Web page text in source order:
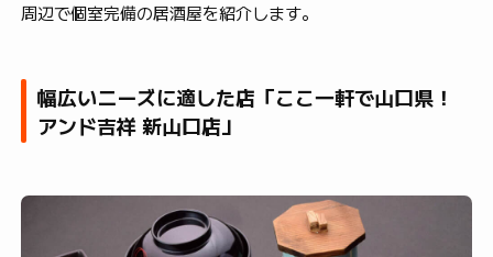
周辺で個室完備の居酒屋を紹介します。
幅広いニーズに適した店「ここ一軒で山口県！
アンド吉祥 新山口店」